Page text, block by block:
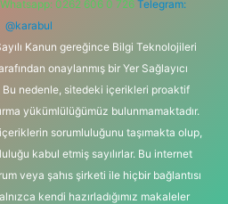
Whatsapp: 0262 606 0 726 Telegram:
@karabul
Kanun gereğince Bilgi Teknolojileri
onaylanmış bir Yer Sağlayıcı
nedenle, sitedeki içerikleri proaktif
yükümlülüğümüz bulunmamaktadır.
sorumluluğunu taşımakta olup,
kabul etmiş sayılırlar. Bu internet
veya şahıs şirketi ile hiçbir bağlantısı
kendi hazırladığımız makaleler